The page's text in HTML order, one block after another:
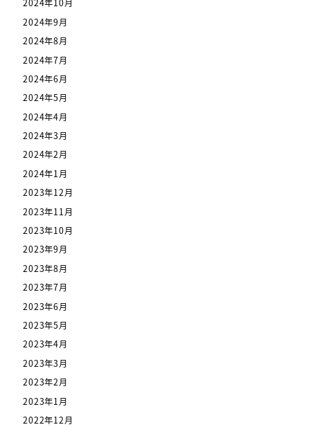
2024年10月
2024年9月
2024年8月
2024年7月
2024年6月
2024年5月
2024年4月
2024年3月
2024年2月
2024年1月
2023年12月
2023年11月
2023年10月
2023年9月
2023年8月
2023年7月
2023年6月
2023年5月
2023年4月
2023年3月
2023年2月
2023年1月
2022年12月